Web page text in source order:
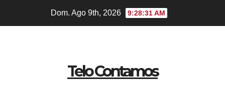
Dom. Ago 9th, 2026 9:28:32 AM
Telo Contamos